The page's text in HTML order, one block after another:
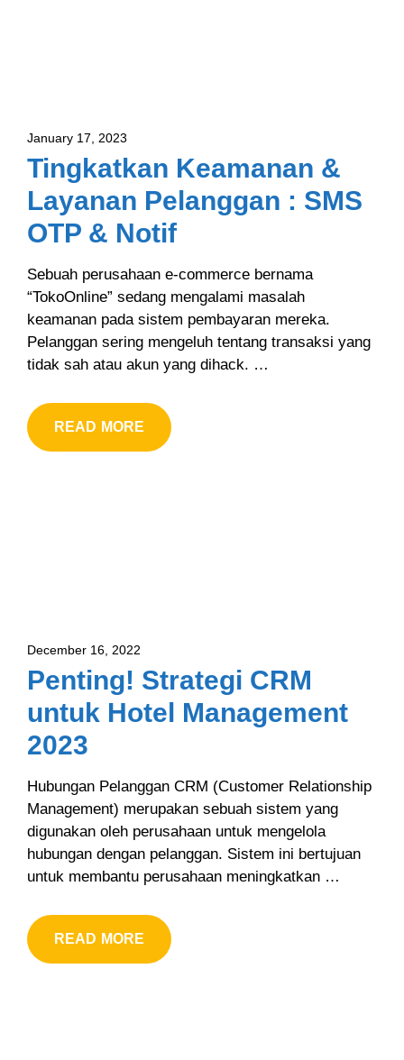
January 17, 2023
Tingkatkan Keamanan &
Layanan Pelanggan : SMS
OTP & Notif
Sebuah perusahaan e-commerce bernama
“TokoOnline” sedang mengalami masalah
keamanan pada sistem pembayaran mereka.
Pelanggan sering mengeluh tentang transaksi yang
tidak sah atau akun yang dihack. …
READ MORE
December 16, 2022
Penting! Strategi CRM
untuk Hotel Management
2023
Hubungan Pelanggan CRM (Customer Relationship
Management) merupakan sebuah sistem yang
digunakan oleh perusahaan untuk mengelola
hubungan dengan pelanggan. Sistem ini bertujuan
untuk membantu perusahaan meningkatkan …
READ MORE